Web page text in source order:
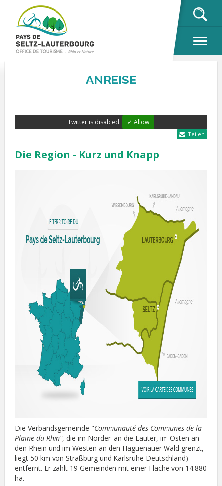
ANREISE
Twitter is disabled. ✓ Allow
Teilen
Die Region - Kurz und Knapp
Die Verbandsgemeinde "Communauté des Communes de la
Plaine du Rhin", die im Norden an die Lauter, im Osten an
den Rhein und im Westen an den Haguenauer Wald grenzt,
liegt 50 km von Straßburg und Karlsruhe Deutschland)
entfernt. Er zählt 19 Gemeinden mit einer Fläche von 14.880
ha.